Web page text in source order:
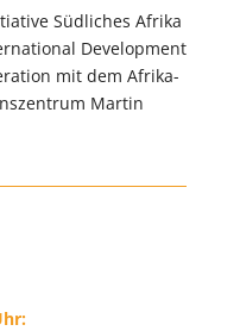
Südliches Afrika
Development
mit dem Afrika-
Martin